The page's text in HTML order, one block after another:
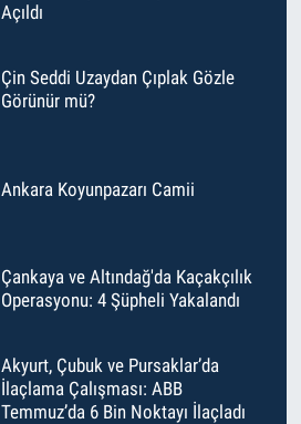
Açıldı
Çin Seddi Uzaydan Çıplak Gözle
Görünür mü?
Ankara Koyunpazarı Camii
Çankaya ve Altındağ'da Kaçakçılık
Operasyonu: 4 Şüpheli Yakalandı
Akyurt, Çubuk ve Pursaklar’da
İlaçlama Çalışması: ABB
Temmuz’da 6 Bin Noktayı İlaçladı